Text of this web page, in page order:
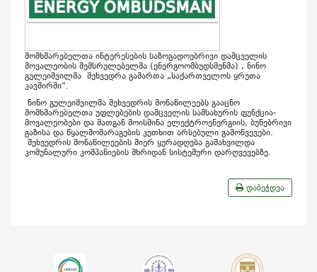
მომხმარებელთა ინტერესების საზოგადოებრივი დამცველის
მოვალეობის შემსრულებელმა (ენერგოომბუდსმენმა) , ნინო
გულეიშვილმა შეხვედრა გამართა „საქართველოს ყრუთა
კავშირში“.
ნინო გულეიშვილმა შეხვედრის მონაწილეებს გააცნო
მომხმარებელთა უფლებების დამცველის სამსახურის ფუნქცია-
მოვალეობები და მათგან მოისმინა ელექტროენერგიის, ბუნებრივი
გაზისა და წყალმომარაგების კუთხით არსებული გამოწვევები.
შეხვედრის მონაწილეების მიერ ყურადღება გამახვილდა
კომუნალური კომპანიების მხრიდან სისტემური დარღვევებზე.
დაბეჭდვა